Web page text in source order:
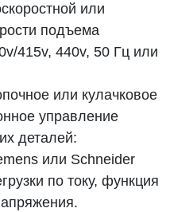
или
подъема
415v, 440v, 50 Гц или
или кулачковое
управление
деталей:
или Schneider
по току, функция